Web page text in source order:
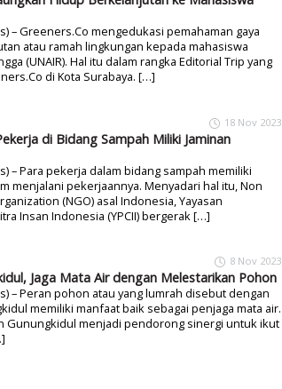
– Greeners.Co mengedukasi pemahaman gaya
atau ramah lingkungan kepada mahasiswa
(UNAIR). Hal itu dalam rangka Editorial Trip yang
di Kota Surabaya. […]
18 Nov 2023
di Bidang Sampah Miliki Jaminan
– Para pekerja dalam bidang sampah memiliki
menjalani pekerjaannya. Menyadari hal itu, Non
(NGO) asal Indonesia, Yayasan
Insan Indonesia (YPCII) bergerak […]
8 Nov 2023
Jaga Mata Air dengan Melestarikan Pohon
– Peran pohon atau yang lumrah disebut dengan
memiliki manfaat baik sebagai penjaga mata air.
Gunungkidul menjadi pendorong sinergi untuk ikut